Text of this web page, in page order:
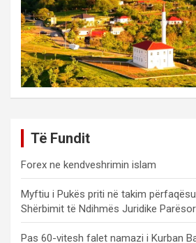
Të Fundit
Forex ne kendveshrimin islam
Myftiu i Pukës priti në takim
Shërbimit të Ndihmës Juridike
Pas 60-vitesh falet namazi i Kurban